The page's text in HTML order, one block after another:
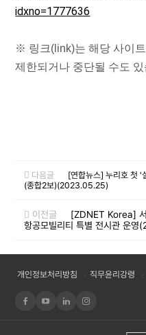
idxno=1777636
※ 링크(link)는 해당 사이트
제한되거나 중단될 수도 있
다음글
[연합뉴스] 누리호 첫 '
(종합2보)(2023.05.25)
이전글
[ZDNET Korea]
항공모빌리티 특별 전시관 운
개인정보처리방침 직무윤리강령